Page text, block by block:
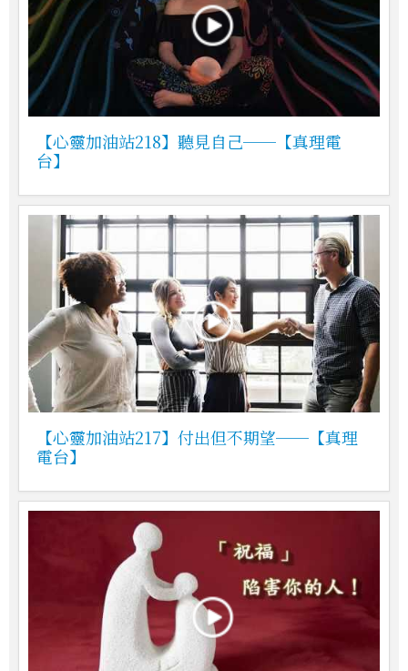
【心靈加油站218】聽見自己──【真理電
台】
【心靈加油站217】付出但不期望──【真理
電台】